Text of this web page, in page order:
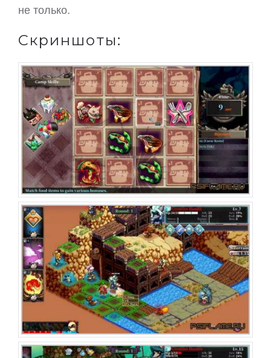
не только.
Скриншоты: